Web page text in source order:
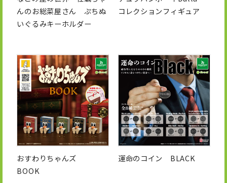
んのお総菜屋さん ぷちぬ
いぐるみキーホルダー
コレクションフィギュア
おすわりちゃんズ
BOOK
運命のコイン BLACK